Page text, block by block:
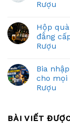
Rượu
Hộp
đẳng
Rượu
Bia
cho mọi
Rượu
BÀI VIẾT